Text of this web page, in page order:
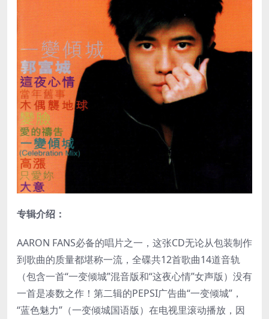
专辑介绍：
AARON FANS必备的唱片之一，这张CD无论从包装制作
到歌曲的质量都堪称一流，全碟共12首歌曲14道音轨
（包含一首“一变倾城”混音版和“这夜心情”女声版）没有
一首是凑数之作！第二辑的PEPSI广告曲“一变倾城”，
“蓝色魅力”（一变倾城国语版）在电视里滚动播放，因